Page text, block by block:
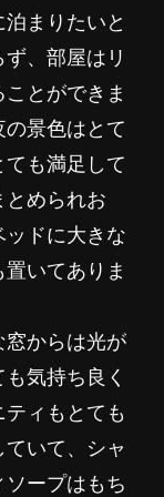
まりたいと
、部屋はリ
とができま
景色はとて
も満足して
とめられお
ッドに大きな
いてありま
窓からは光が
気持ち良く
ィもとても
いて、シャ
ープはもち